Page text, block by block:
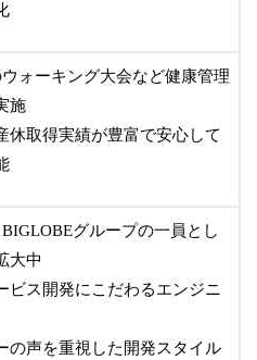
ォーキング大会など健康管理
施
休取得実績が豊富で安心して
グループの一員とし
大中
ビス開発にこだわるエンジニ
の声を重視した開発スタイル